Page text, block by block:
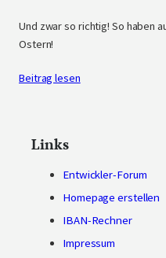
Und zwar so richtig! So haben
Ostern!
Beitrag lesen
Links
Entwickler-Forum
Homepage erstellen
IBAN-Rechner
Impressum